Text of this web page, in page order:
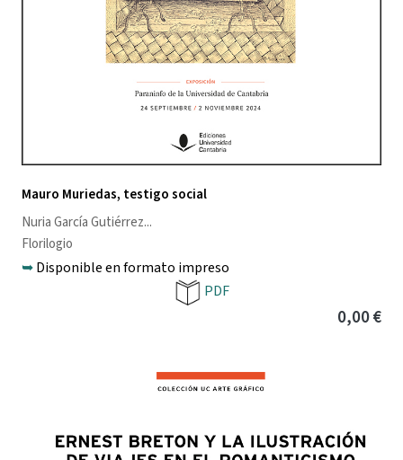
Mauro Muriedas, testigo social
Nuria García Gutiérrez...
Florilogio
➥Disponible en formato impreso
PDF
0,00 €